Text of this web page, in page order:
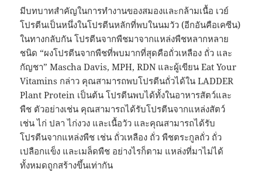
มีบทบาทสำคัญในการทำงานของสมองและกล้ามเนื้อ เวย์
โปรตีนเป็นหนึ่งในโปรตีนหลักที่พบในนมวัว (อีกอันคือเคซีน)
ในทางกลับกัน โปรตีนจากพืชมาจากแหล่งพืชหลากหลาย
ชนิด “ผงโปรตีนจากพืชที่พบมากที่สุดคือถั่วเหลือง ถั่ว และ
กัญชา” Mascha Davis, MPH, RDN และผู้เขียน Eat Your
Vitamins กล่าว คุณสามารถพบโปรตีนถั่วได้ใน LADDER
Plant Protein เป็นต้น โปรตีนพบได้ทั้งในอาหารสัตว์และ
พืช ตัวอย่างเช่น คุณสามารถได้รับโปรตีนจากแหล่งสัตว์
เช่น ไก่ ปลา ไก่งวง และเนื้อวัว และคุณสามารถได้รับ
โปรตีนจากแหล่งพืช เช่น ถั่วเหลือง ถั่ว พืชตระกูลถั่ว ถั่ว
เปลือกแข็ง และเมล็ดพืช อย่างไรก็ตาม แหล่งที่มาไม่ได้
ทั้งหมดถูกสร้างขึ้นเท่ากัน